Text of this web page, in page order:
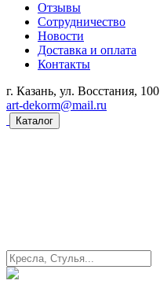
Отзывы
Сотрудничество
Новости
Доставка и оплата
Контакты
г. Казань, ул. Восстания, 100
art-dekorm@mail.ru
Каталог